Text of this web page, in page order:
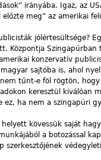
irányába. Igaz, az
meg” az amerikai
jólértesültsége?
Központja
konzervatív
sajtóba is, ahol
tűnt-e föl rögtön,
keresztül kiválóan
ez, ha nem a szingapúri
kövessük saját
a botozással
szerkesztőjének